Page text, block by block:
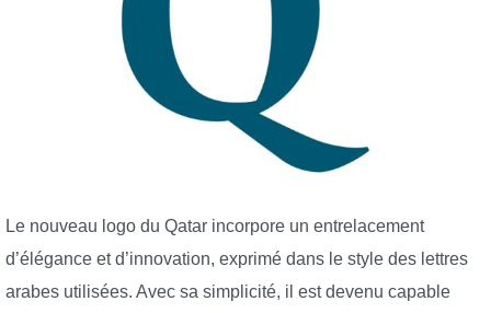
Le nouveau logo du Qatar incorpore un entrelacement
d’élégance et d’innovation, exprimé dans le style des lettres
arabes utilisées. Avec sa simplicité, il est devenu capable